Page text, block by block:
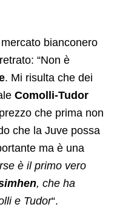
bianconero
“Non è
. Mi risulta che dei
Comolli-Tudor
che prima non
che la Juve possa
ma è una
è il primo vero
, che ha
e Tudor“.